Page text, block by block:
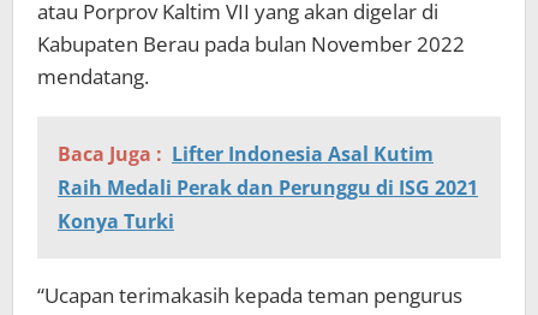
atau Porprov Kaltim VII yang akan digelar di
Kabupaten Berau pada bulan November 2022
mendatang.
Baca Juga : Lifter Indonesia Asal Kutim
Raih Medali Perak dan Perunggu di ISG 2021
Konya Turki
“Ucapan terimakasih kepada teman pengurus